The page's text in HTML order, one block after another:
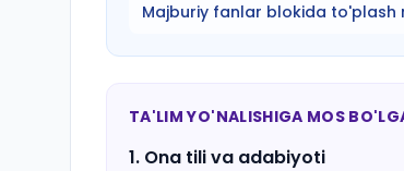
Majburiy fanlar blokida to'plash
TA'LIM YO'NALISHIGA MOS
1. Ona tili va adabiyoti